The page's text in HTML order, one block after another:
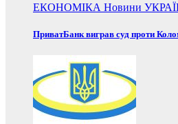
ЕКОНОМІКА Новини
ПриватБанк виграв суд проти